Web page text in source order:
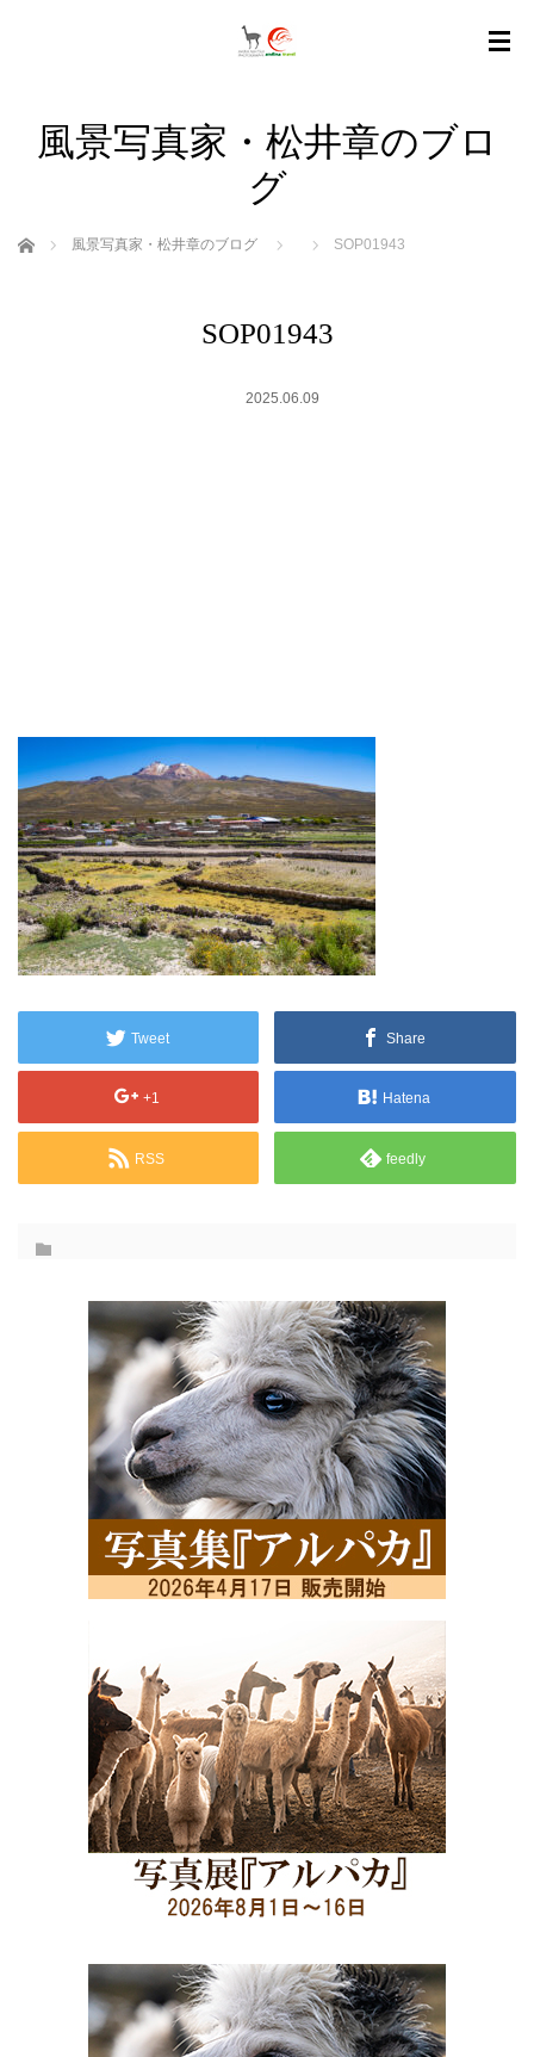
風景写真家・松井章のブロ
グ
ホーム 風景写真家・松井章のブログ SOP01943
SOP01943
2025.06.09
Tweet Share
+1 Hatena
RSS feedly